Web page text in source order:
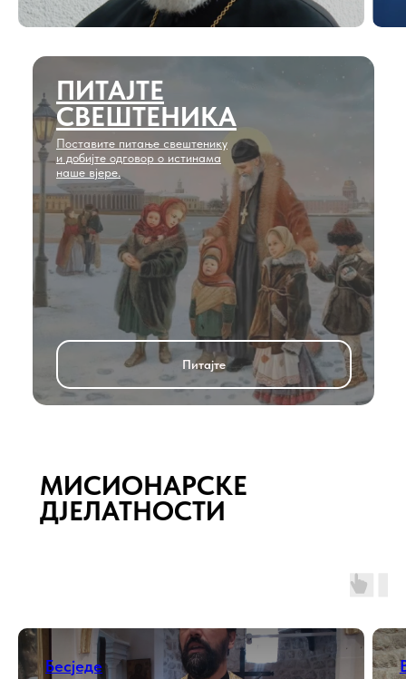
Поставите питање свештенику
и добијте одговор о истинама
наше вjере.
ПИТАЈТЕ
СВЕШТЕНИКА
Питајте
МИСИОНАРСКЕ
ДJЕЛАТНОСТИ
Бесjеде